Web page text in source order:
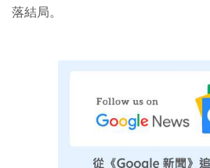
落結局。